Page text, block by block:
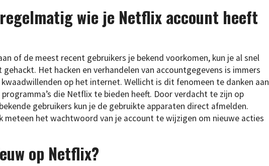
wie je Netflix account heeft
of de meest recent gebruikers je bekend voorkomen, kun je al snel
Het hacken en verhandelen van accountgegevens is immers
op het internet. Wellicht is dit fenomeen te danken aan
die Netflix te bieden heeft. Door verdacht te zijn op
gebruikers kun je de gebruikte apparaten direct afmelden.
meteen het wachtwoord van je account te wijzigen om nieuwe acties
op Netflix?